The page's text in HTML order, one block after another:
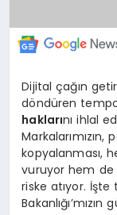
Dijital çağın
döndüren
haklarını ihlal
Markalarımızın,
kopyalanması,
vuruyor hem de
riske atıyor.